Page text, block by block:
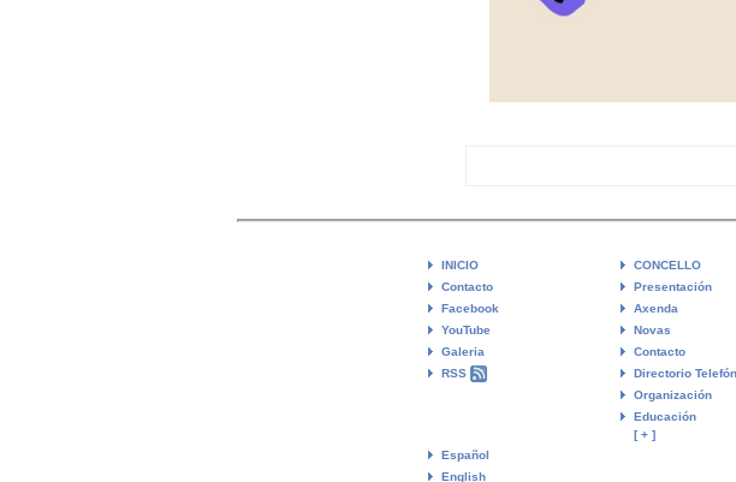
INICIO
Contacto
Facebook
YouTube
Galeria
RSS
Español
English
CONCELLO
Presentación
Axenda
Novas
Contacto
Directorio
Organización
Educación
[ + ]